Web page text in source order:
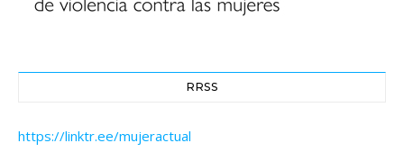
RRSS
https://linktr.ee/mujeractual